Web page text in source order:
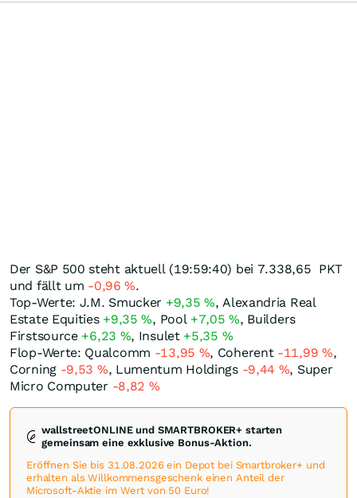
Der S&P 500 steht aktuell (19:59:40) bei 7.338,65 PKT
und fällt um -0,96%.
Top-Werte: J.M. Smucker +9,35%, Alexandria Real
Estate Equities +9,35%, Pool +7,05%, Builders
Firstsource +6,23 %, Insulet +5,35 %
Flop-Werte: Qualcomm -13,95 %, Coherent -11,99 %,
Corning -9,53 %, Lumentum Holdings -9,44 %, Super
Micro Computer -8,82 %
wallstreetONLINE und SMARTBROKER+ starten
gemeinsam eine exklusive Bonus-Aktion.
Eröffnen Sie bis 31.08.2026 ein Depot bei Smartbroker+ und
erhalten als Willkommensgeschenk einen Anteil der
Microsoft-Aktie im Wert von 50 Euro!